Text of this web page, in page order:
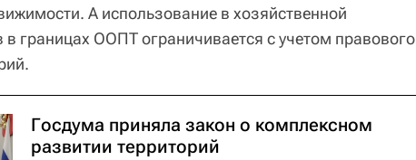
А использование в хозяйственной
в границах ООПТ ограничивается с учетом правового
Госдума приняла закон о комплексном
развитии территорий